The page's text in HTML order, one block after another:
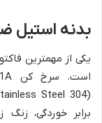
بدنه استیل ضد زنگ 304 و
یکی از مهمترین
برابر خوردگی،